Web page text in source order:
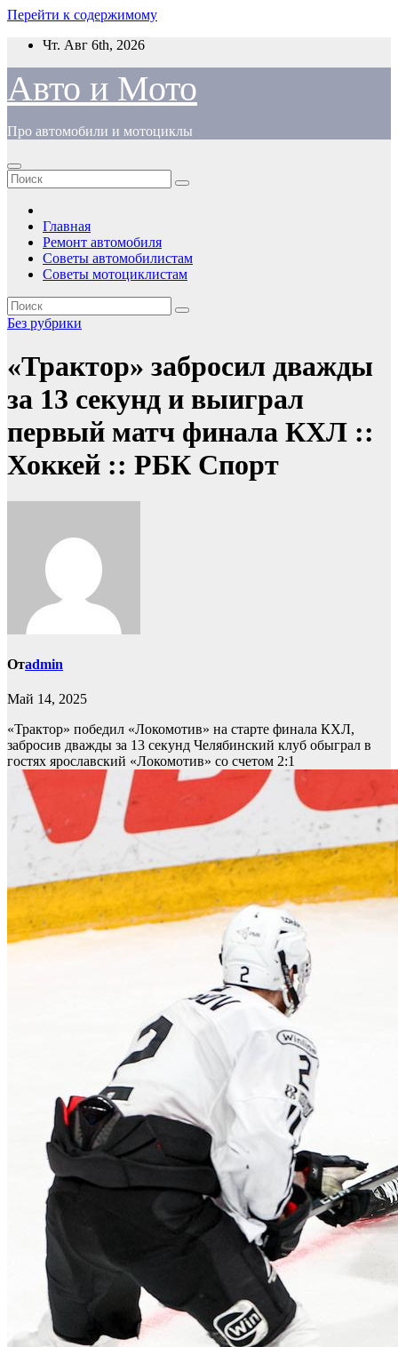
Перейти к содержимому
Чт. Авг 6th, 2026
Авто и Мото
Про автомобили и мотоциклы
Главная
Ремонт автомобиля
Советы автомобилистам
Советы мотоциклистам
Без рубрики
«Трактор» забросил дважды
за 13 секунд и выиграл
первый матч финала КХЛ ::
Хоккей :: РБК Спорт
Отadmin
Май 14, 2025
«Трактор» победил «Локомотив» на старте финала КХЛ,
забросив дважды за 13 секунд Челябинский клуб обыграл в
гостях ярославский «Локомотив» со счетом 2:1